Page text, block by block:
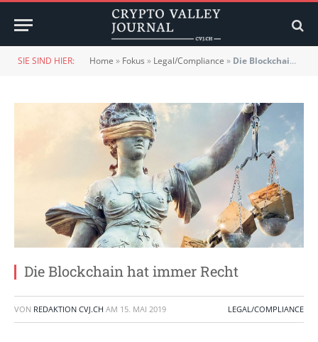
SIE SIND HIER: Home » Fokus » Legal/Compliance » Die Blockchain hat immer Recht
Die Blockchain hat immer Recht
VON REDAKTION CVJ.CH AM 15. MAI 2019 LEGAL/COMPLIANCE